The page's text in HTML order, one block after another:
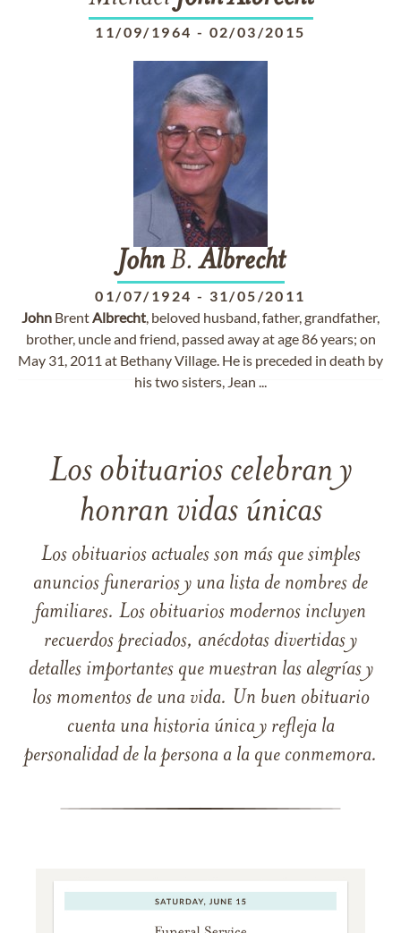
11/09/1964 - 02/03/2015
JohnB.Albrecht
01/07/1924 - 31/05/2011
John BrentAlbrecht, beloved husband, father, grandfather,
brother, uncle and friend, passed away at age 86 years; on
May 31, 2011 at Bethany Village. He is preceded in death by
his two sisters, Jean ...
Los obituarios celebran y
honran vidas únicas
Los obituarios actuales son más que simples
anuncios funerarios y una lista de nombres de
familiares. Los obituarios modernos incluyen
recuerdos preciados, anécdotas divertidas y
detalles importantes que muestran las alegrías y
los momentos de una vida. Un buen obituario
cuenta una historia única y refleja la
personalidad de la persona a la que conmemora.